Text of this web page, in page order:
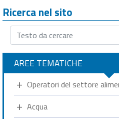
Ricerca nel sito
AREE TEMATICHE
Operatori del settore
Acqua